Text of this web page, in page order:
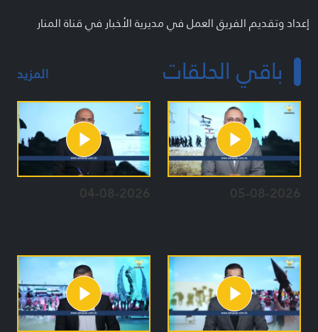
إعداد وتقديم الفريق العمل في مديرية الأخبار في قناة المنار
باقي الحلقات المزيد
05-08-2026
04-08-2026